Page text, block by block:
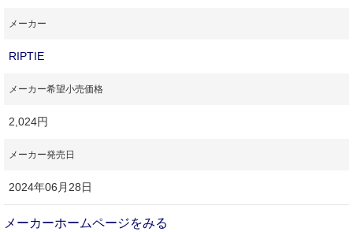
メーカー
RIPTIE
メーカー希望小売価格
2,024円
メーカー発売日
2024年06月28日
メーカーホームページをみる